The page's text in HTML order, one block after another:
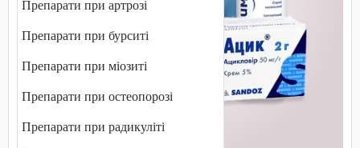
Препарати при артрозі
Препарати при бурситі
Препарати при міозиті
Препарати при остеопорозі
Препарати при радикуліті